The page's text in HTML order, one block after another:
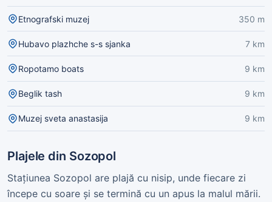
Etnografski muzej 350 m
Hubavo plazhche s-s sjanka 7 km
Ropotamo boats 9 km
Beglik tash 9 km
Muzej sveta anastasija 9 km
Plajele din Sozopol
Stațiunea Sozopol are plajă cu nisip, unde fiecare zi
începe cu soare și se termină cu un apus la malul mării.